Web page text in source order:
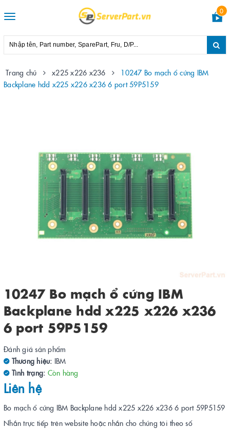
Toggle
0
Trang chủ x225 x226 x236
10247 Bo mạch ổ cứng IBM
Backplane hdd x225 x226 x236 6 port 59P5159
10247 Bo mạch ổ cứng IBM
Backplane hdd x225 x226 x236
6 port 59P5159
Đánh giá sản phẩm
Thương hiệu: IBM
Tình trạng: Còn hàng
Liên hệ
Bo mạch ổ cứng IBM Backplane hdd x225 x226 x236 6 port 59P5159
Nhắn trực tiếp trên website hoặc nhắn cho chúng tôi theo số